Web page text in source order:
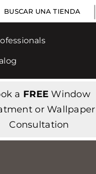
BUSCAR UNA TIENDA |
a FREE Window
or Wallpaper
Consultation